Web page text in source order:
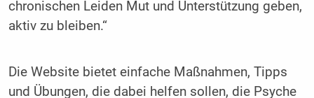
chronischen Leiden Mut und Unterstützung geben,
aktiv zu bleiben.“
Die Website bietet einfache Maßnahmen, Tipps
und Übungen, die dabei helfen sollen, die Psyche